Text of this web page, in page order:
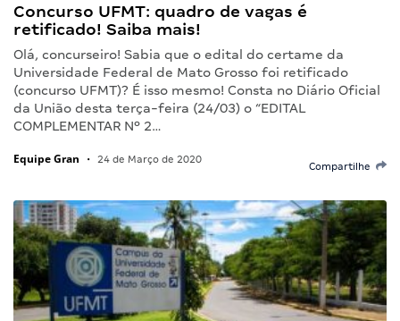
Concurso UFMT: quadro de vagas é
retificado! Saiba mais!
Olá, concurseiro! Sabia que o edital do certame da
Universidade Federal de Mato Grosso foi retificado
(concurso UFMT)? É isso mesmo! Consta no Diário Oficial
da União desta terça-feira (24/03) o “EDITAL
COMPLEMENTAR Nº 2…
Equipe Gran • 24 de Março de 2020
Compartilhe